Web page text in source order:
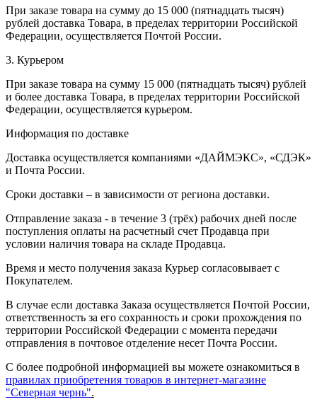
При заказе товара на сумму до 15 000 (пятнадцать тысяч)
рублей доставка Товара, в пределах территории Российской
Федерации, осуществляется Почтой России.
3. Курьером
При заказе товара на сумму 15 000 (пятнадцать тысяч) рублей
и более доставка Товара, в пределах территории Российской
Федерации, осуществляется курьером.
Информация по доставке
Доставка осуществляется компаниями «ДАЙМЭКС», «СДЭК»
и Почта России.
Сроки доставки – в зависимости от региона доставки.
Отправление заказа - в течение 3 (трёх) рабочих дней после
поступления оплаты на расчетный счет Продавца при
условии наличия товара на складе Продавца.
Время и место получения заказа Курьер согласовывает с
Покупателем.
В случае если доставка Заказа осуществляется Почтой России,
ответственность за его сохранность и сроки прохождения по
территории Российской Федерации с момента передачи
отправления в почтовое отделение несет Почта России.
С более подробной информацией вы можете ознакомиться в
правилах приобретения товаров в интернет-магазине
"Северная чернь".